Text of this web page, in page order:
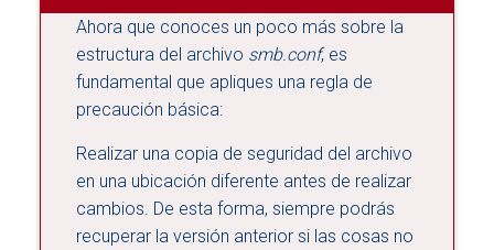
Ahora que conoces un poco más sobre la
estructura del archivo smb.conf, es
fundamental que apliques una regla de
precaución básica:
Realizar una copia de seguridad del archivo
en una ubicación diferente antes de realizar
cambios. De esta forma, siempre podrás
recuperar la versión anterior si las cosas no